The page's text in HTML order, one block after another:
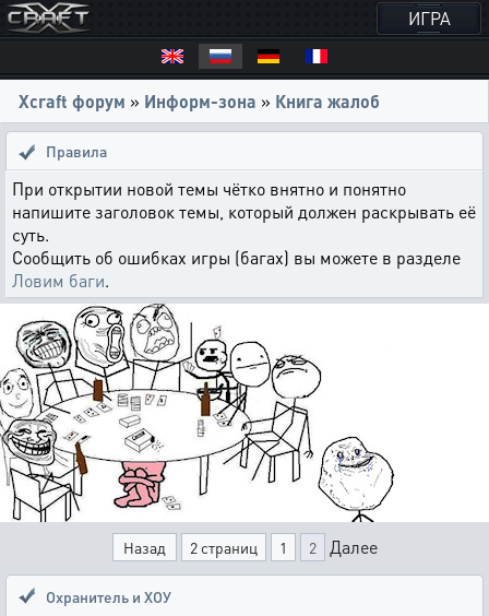
ИГРА
Xcraft форум » Информ-зона » Книга жалоб
Правила
При открытии новой темы чётко внятно и понятно
напишите заголовок темы, который должен раскрывать её
суть.
Сообщить об ошибках игры (багах) вы можете в разделе
Ловим баги.
Назад 2 страниц 1 2 Далее
Охранитель и ХОУ